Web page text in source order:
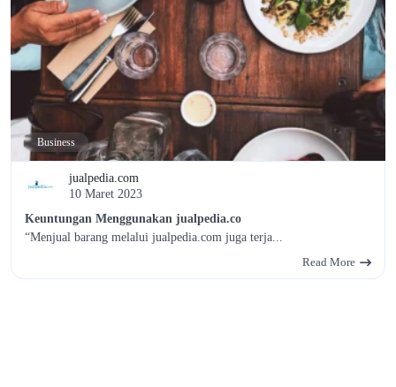
Business
jualpedia.com
10 Maret 2023
Keuntungan Menggunakan jualpedia.co
“Menjual barang melalui jualpedia.com juga terja...
Read More